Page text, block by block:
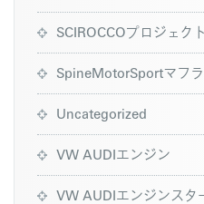
SCIROCCOプロジェクト
SpineMotorSportマフ
Uncategorized
VW AUDIエンジン
VW AUDIエンジンスタ